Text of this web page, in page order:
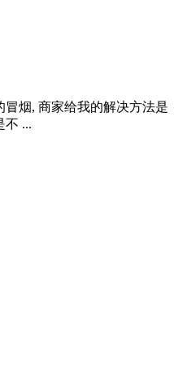
烟, 商家给我的解决方法
不 ...